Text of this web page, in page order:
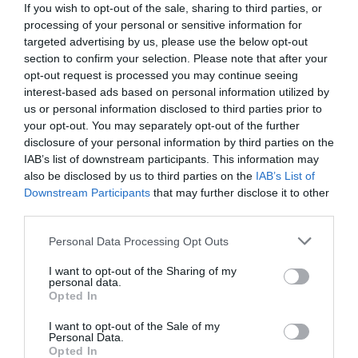
If you wish to opt-out of the sale, sharing to third parties, or
processing of your personal or sensitive information for
targeted advertising by us, please use the below opt-out
section to confirm your selection. Please note that after your
opt-out request is processed you may continue seeing
interest-based ads based on personal information utilized by
us or personal information disclosed to third parties prior to
your opt-out. You may separately opt-out of the further
disclosure of your personal information by third parties on the
IAB’s list of downstream participants. This information may
also be disclosed by us to third parties on the IAB’s List of
Downstream Participants that may further disclose it to other
Please note that this website/app uses one or more Google
not limited to your visit or usage behaviour. You may click to
grant or deny consent to Google and its third-party tags to
use your data for below specified purposes in below Google
consent section.
Personal Data Processing Opt Outs
I want to opt-out of the Sharing of my
personal data.
Opted In
I want to opt-out of the Sale of my
Personal Data.
Opted In
elsősorban a vállalati szektor gyenge
teljesítményéből fakad.
indexkép: Getty Images
Ne maradjon le a legfrissebb hírekről, kövessen
bennünket az EGRI ÜGYEK Google Hírek oldalán!
VISSZA A FŐOLDALRA